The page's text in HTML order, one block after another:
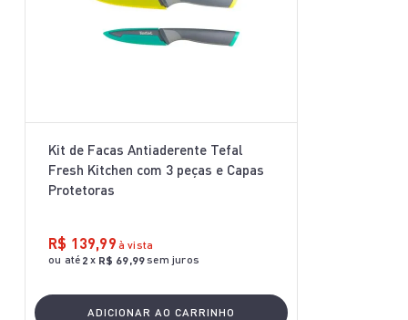
Kit de Facas Antiaderente Tefal
Fresh Kitchen com 3 peças e Capas
Protetoras
R$ 139,99 à vista
ou até 2 x R$ 69,99sem juros
ADICIONAR AO CARRINHO